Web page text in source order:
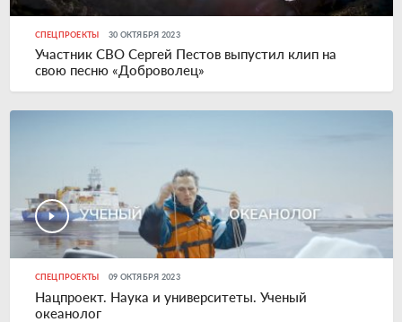
СПЕЦПРОЕКТЫ 30 ОКТЯБРЯ 2023
Участник СВО Сергей Пестов выпустил клип на
свою песню «Доброволец»
СПЕЦПРОЕКТЫ 09 ОКТЯБРЯ 2023
Нацпроект. Наука и университеты. Ученый
океанолог